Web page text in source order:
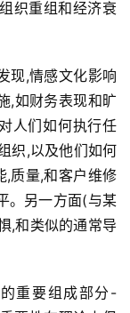
织重组和经济衰
现,情感文化影响
,如财务表现和旷
人们如何执行任
织,以及他们如何
,质量,和客户维修
。另一方面(与某
,和类似的通常导
重要组成部分-